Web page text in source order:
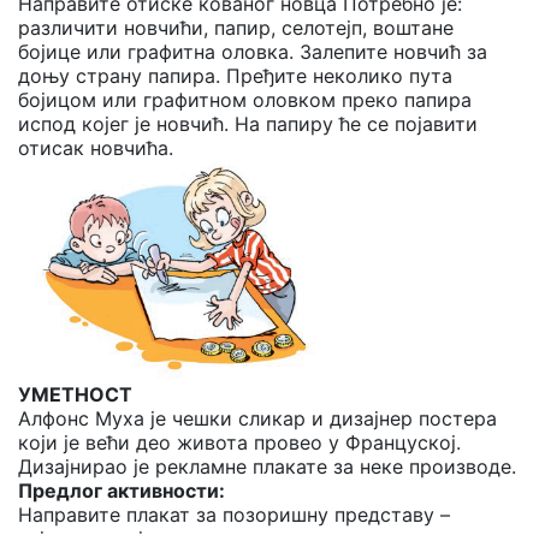
различити новчићи, папир, селотејп, воштане
бојице или графитна оловка. Залепите новчић за
доњу страну папира. Пређите неколико пута
бојицом или графитном оловком преко папира
испод којег је новчић. На папиру ће се појавити
отисак новчића.
УМЕТНОСТ
Алфонс Муха је чешки сликар и дизајнер постера
који је већи део живота провео у Француској.
Дизајнирао је рекламне плакате за неке производе.
Предлог активности:
Направите плакат за позоришну представу –